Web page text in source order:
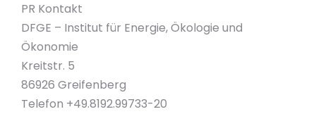
PR Kontakt
DFGE – Institut für Energie, Ökologie und
Ökonomie
Kreitstr. 5
86926 Greifenberg
Telefon +49.8192.99733-20